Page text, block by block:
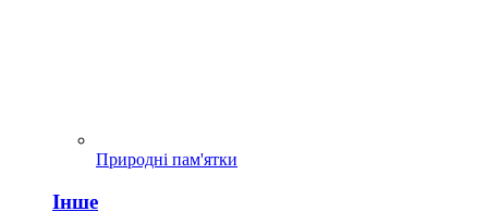
Природні пам'ятки
Інше